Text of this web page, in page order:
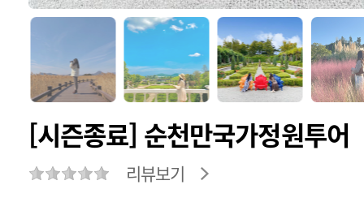
[시즌종료] 순천만국가정원투어
리뷰보기